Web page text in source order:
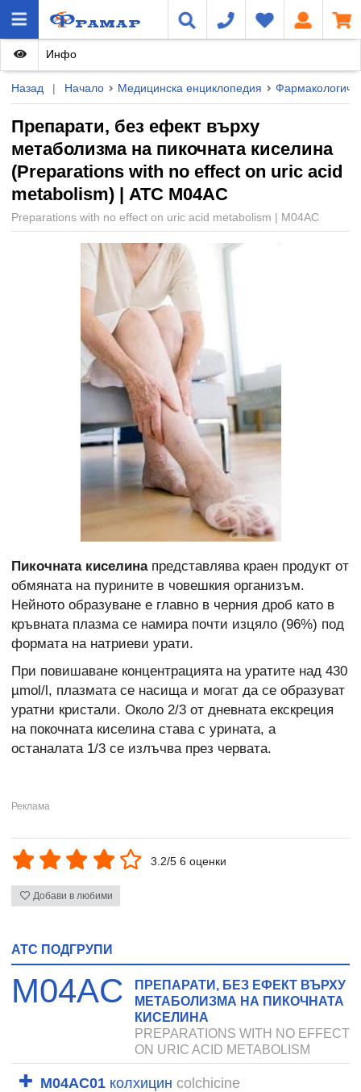
Назад | Начало Медицинска енциклопедия
Препарати, без ефект върху
метаболизма на пикочната киселина
(Preparations with no effect on uric acid
metabolism) | ATC M04AC
Preparations with no effect on uric acid metabolism | M04AC
Инфо
Пикочната киселинапредставлява краен продукт от
обмяната на пурините в човешкия организъм.
Нейното образуване е главно в черния дроб като в
кръвната плазма се намира почти изцяло (96%) под
формата на натриеви урати.
При повишаване концентрацията на уратите над 430
µmol/l, плазмата се насища и могат да се образуват
уратни кристали. Около 2/3 от дневната екскреция
на покочната киселина става с урината, а
останалата 1/3 се излъчва през червата.
3.2/5 6 оценки
Добави в любими
ATC ПОДГРУПИ
M04AC
ПРЕПАРАТИ, БЕЗ ЕФЕКТ ВЪРХУ
МЕТАБОЛИЗМА НА ПИКОЧНАТА
КИСЕЛИНА
PREPARATIONS WITH NO EFFECT
ON URIC ACID METABOLISM
M04AC01 колхицин colchicine